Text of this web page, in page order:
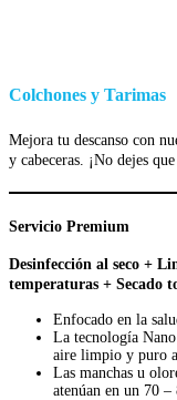
Colchones y Tarimas
Mejora tu descanso con
y cabeceras. ¡No dejes
Servicio Premium
Desinfección al seco +
temperaturas + Secado
Enfocado en la
La tecnología
aire limpio y puro
Las manchas u
atenúan en un 70 –